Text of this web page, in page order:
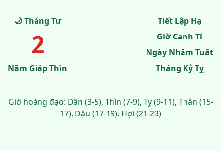
🌙 Tháng Tư
2
Năm Giáp Thìn
Tiết Lập Hạ
Giờ Canh Tí
Ngày Nhâm Tuất
Tháng Kỷ Tỵ
Giờ hoàng đạo: Dần (3-5), Thìn (7-9), Tỵ (9-11), Thân (15-
17), Dậu (17-19), Hợi (21-23)